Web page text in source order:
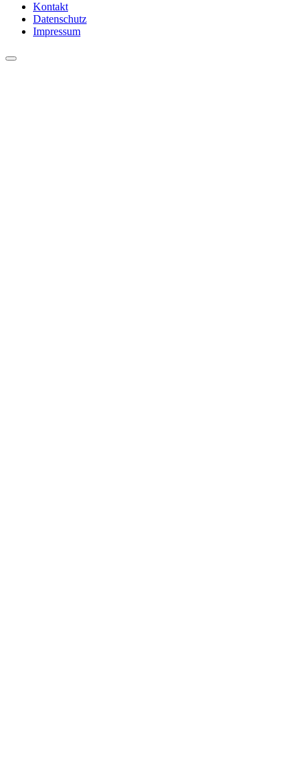
Kontakt
Datenschutz
Impressum